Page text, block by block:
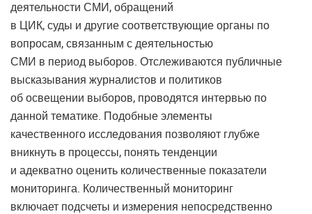
деятельности СМИ, обращений
в ЦИК, суды и другие соответствующие органы по
вопросам, связанным с деятельностью
СМИ в период выборов. Отслеживаются публичные
высказывания журналистов и политиков
об освещении выборов, проводятся интервью по
данной тематике. Подобные элементы
качественного исследования позволяют глубже
вникнуть в процессы, понять тенденции
и адекватно оценить количественные показатели
мониторинга. Количественный мониторинг
включает подсчеты и измерения непосредственно